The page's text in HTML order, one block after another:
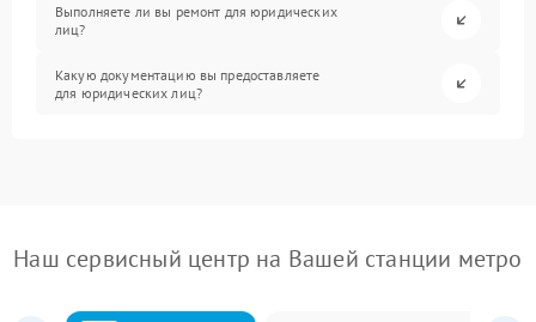
Выполняете ли вы ремонт для юридических
лиц?
Какую документацию вы предоставляете
для юридических лиц?
Наш сервисный центр на Вашей станции метро